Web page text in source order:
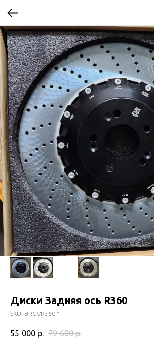
Диски Задняя ось R360
SKU: BRGVR360-1
55 000 р. 79 600 р.